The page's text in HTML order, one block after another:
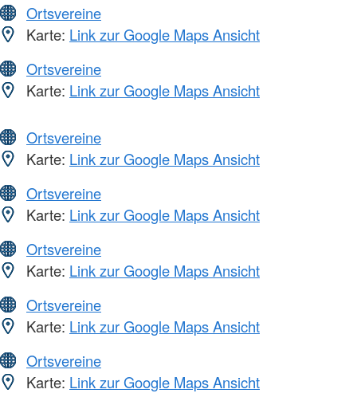
Ortsvereine
Karte: Link zur Google Maps Ansicht
Ortsvereine
Karte: Link zur Google Maps Ansicht
Ortsvereine
Karte: Link zur Google Maps Ansicht
Ortsvereine
Karte: Link zur Google Maps Ansicht
Ortsvereine
Karte: Link zur Google Maps Ansicht
Ortsvereine
Karte: Link zur Google Maps Ansicht
Ortsvereine
Karte: Link zur Google Maps Ansicht